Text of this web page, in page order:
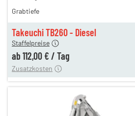
Takeuchi TB260 - Diesel
135,00 €
Staffelpreise
ab 112,00 € / Tag
12,00 €
Zusatzkosten
Grabtiefe